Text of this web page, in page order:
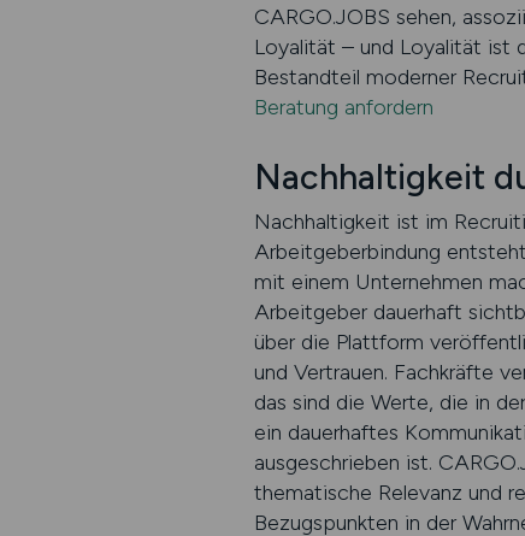
CARGO.JOBS sehen,
Loyalität – und Loyalität ist
Bestandteil moderner
Beratung anfordern
Nachhaltigkeit
Nachhaltigkeit ist im
Arbeitgeberbindung
mit einem Unternehmen
Arbeitgeber dauerhaft
über die Plattform
und Vertrauen. Fachkräfte
das sind die Werte, die in
ein dauerhaftes
ausgeschrieben ist.
thematische Relevanz und
Bezugspunkten in der